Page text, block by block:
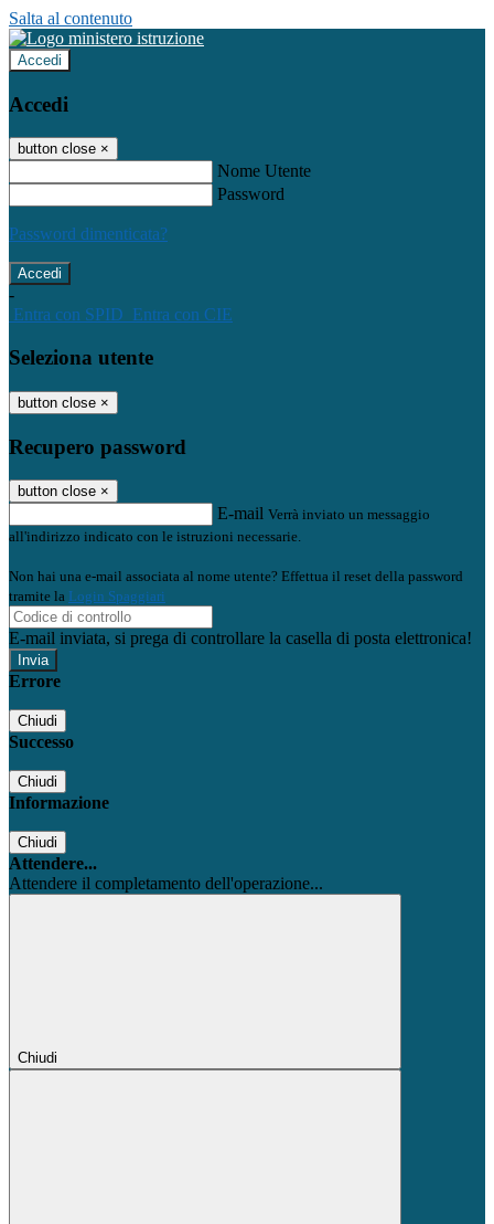
Salta al contenuto
Accedi
Accedi
button close ×
Nome Utente
Password
Password dimenticata?
-
Entra con SPID Entra con CIE
Seleziona utente
button close ×
Recupero password
button close ×
E-mail Verrà inviato un messaggio
all'indirizzo indicato con le istruzioni necessarie.
Non hai una e-mail associata al nome utente? Effettua il reset della password
tramite la Login Spaggiari
E-mail inviata, si prega di controllare la casella di posta elettronica!
Errore
Chiudi
Successo
Chiudi
Informazione
Chiudi
Attendere...
Attendere il completamento dell'operazione...
Chiudi